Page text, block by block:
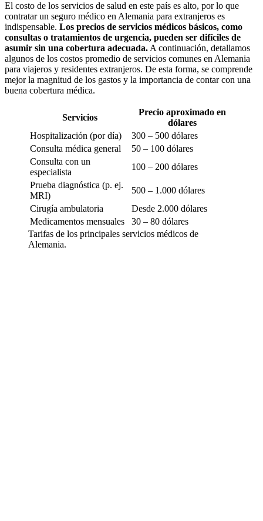
El costo de los servicios de salud en este país es alto, por lo que
contratar un seguro médico en Alemania para extranjeros es
indispensable. Los precios de servicios médicos básicos, como
consultas o tratamientos de urgencia, pueden ser difíciles de
asumir sin una cobertura adecuada.A continuación, detallamos
algunos de los costos promedio de servicios comunes en Alemania
para viajeros y residentes extranjeros. De esta forma, se comprende
mejor la magnitud de los gastos y la importancia de contar con una
buena cobertura médica.
Servicios
Precio aproximado en
dólares
Hospitalización (por día)
300 – 500 dólares
Consulta médica general
50 – 100 dólares
Consulta con un
especialista
100 – 200 dólares
Prueba diagnóstica (p. ej.
MRI)
500 – 1.000 dólares
Cirugía ambulatoria
Desde 2.000 dólares
Medicamentos mensuales
30 – 80 dólares
Tarifas de los principales servicios médicos de
Alemania.